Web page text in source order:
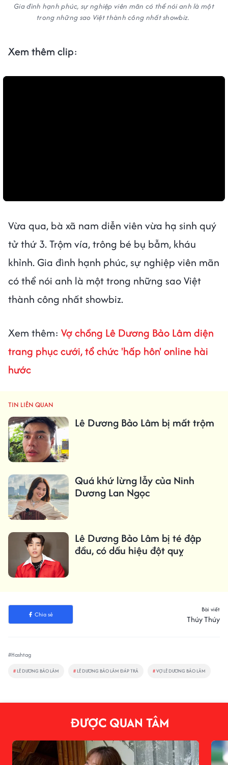
Gia đình hạnh phúc, sự nghiệp viên mãn có thể nói anh là một
trong những sao Việt thành công nhất showbiz.
Xem thêm clip:
Vừa qua, bà xã nam diễn viên vừa hạ sinh quý
tử thứ 3. Trộm vía, trông bé bụ bẫm, kháu
khỉnh. Gia đình hạnh phúc, sự nghiệp viên mãn
có thể nói anh là một trong những sao Việt
thành công nhất showbiz.
Xem thêm: Vợ chồng Lê Dương Bảo Lâm diện
trang phục cưới, tổ chức 'hấp hôn' online hài
hước
TIN LIÊN QUAN
Lê Dương Bảo Lâm bị mất trộm
Quá khứ lừng lẫy của Ninh
Dương Lan Ngọc
Lê Dương Bảo Lâm bị té đập
đầu, có dấu hiệu đột quỵ
Chia sẻ
Bài viết
Thúy Thúy
#Hashtag
# LÊ DƯƠNG BẢO LÂM # LÊ DƯƠNG BẢO LÂM ĐÁP TRẢ #VỢ LÊ DƯƠNG BẢO LÂM
ĐƯỢC QUAN TÂM